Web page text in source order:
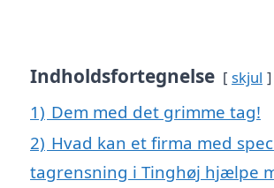
Indholdsfortegnelse skjul
1) Dem med det grimme tag!
2) Hvad kan et firma med
tagrensning i Tinghøj hjælpe